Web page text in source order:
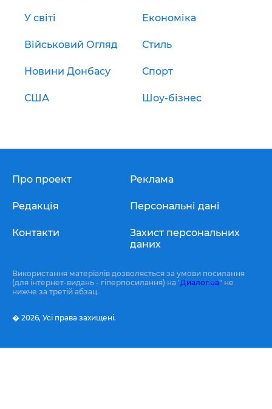
У світі Економіка
Військовий Огляд Стиль
Новини Донбасу Спорт
США Шоу-бізнес
Про проект
Редакція
Контакти
Реклама
Персональні дані
Захист персональних
даних
Використання матеріалів дозволяється за умови посилання
(для інтернет-видань - гіперпосилання) на "Диалог.ua" не
нижче за третій абзац.
� 2026, Усі права захищені.